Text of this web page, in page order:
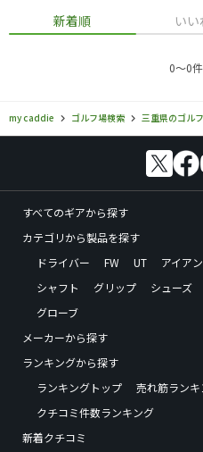
新着順 い
0〜0
my caddie ゴルフ場検索 三重県のゴル
すべてのギアから探す
カテゴリから製品を探す
ドライバー
FW UT アイアン
シャフト
グリップ シューズ
グローブ
メーカーから探す
ランキングから探す
ランキングトップ
売れ筋ランキ
クチコミ件数ランキング
新着クチコミ